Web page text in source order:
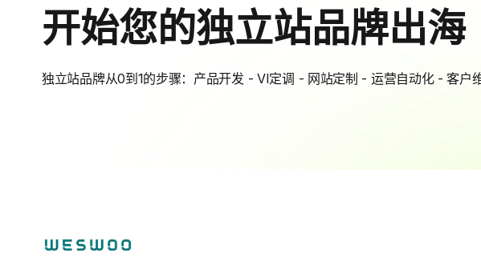
开始您的独立站品牌出海
独立站品牌从0到1的步骤：产品开发 - VI定调 - 网站定制 - 运营自动化 - 客户